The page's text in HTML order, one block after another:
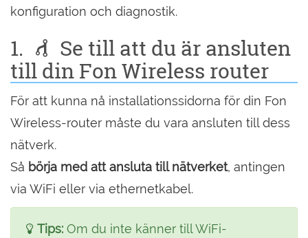
konfiguration och diagnostik.
1.
Se till att du är ansluten
till din Fon Wireless router
För att kunna nå installationssidorna för din Fon
Wireless-router måste du vara ansluten till dess
nätverk.
Så börja med att ansluta till nätverket, antingen
via WiFi eller via ethernetkabel.
Tips: Om du inte känner till WiFi-